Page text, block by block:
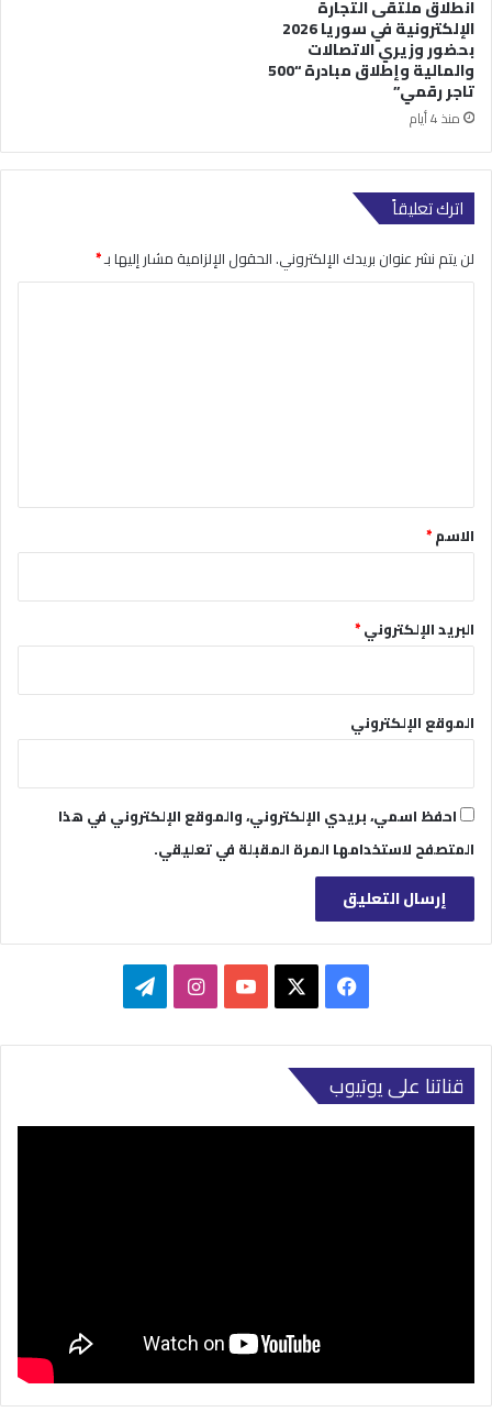
انطلاق ملتقى التجارة
الإلكترونية في سوريا 2026
بحضور وزيري الاتصالات
والمالية وإطلاق مبادرة “500
تاجر رقمي”
منذ 4 أيام
اترك تعليقاً
لن يتم نشر عنوان بريدك الإلكتروني.الحقول الإلزامية مشار إليها بـ*
*الاسم*
البريد الإلكتروني*
الموقع الإلكتروني
احفظ اسمي، بريدي الإلكتروني، والموقع الإلكتروني في هذا
المتصفح لاستخدامها المرة المقبلة في تعليقي.
فيسبوك ‫YouTubeانستقرامتيلقرام
قناتنا على يوتيوب